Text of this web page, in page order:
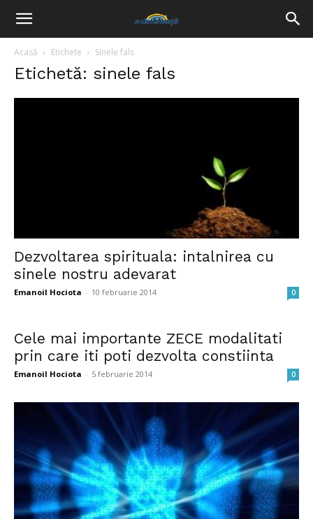
Acasă Etichete Sinele fals
Etichetă: sinele fals
Dezvoltarea spirituala: intalnirea cu
sinele nostru adevarat
Emanoil Hociota - 10 februarie 2014 0
Cele mai importante ZECE modalitati
prin care iti poti dezvolta constiinta
Emanoil Hociota - 5 februarie 2014 0